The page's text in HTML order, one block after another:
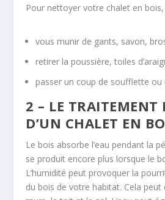
Pour nettoyer votre chalet en
vous munir de gants, savon,
retirer la poussière, toiles
passer un coup de soufflette ou
2 – LE TRAITEMENT
D’UN CHALET EN
Le bois absorbe l’eau pendant la
se produit encore plus lorsque le
L’humidité peut provoquer la
du bois de votre habitat. Cela